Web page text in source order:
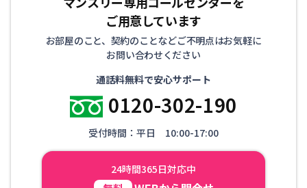
ご用意しています
お部屋のこと、契約のことなどご不明点はお気軽に
お問い合わせください
通話料無料で安心サポート
0120-302-190
受付時間：平日 10:00-17:00
24時間365日対応中